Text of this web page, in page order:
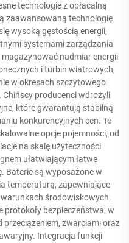
technologie z opłacalną
zaawansowaną technologię
wysoką gęstością energii,
systemami zarządzania
nadmiar energii
i turbin wiatrowych,
w okresach szczytowego
producenci wdrożyli
które gwarantują stabilną
konkurencyjnych cen. Te
opcje pojemności, od
na skalę użyteczności
ułatwiającym łatwe
Baterie są wyposażone w
temperaturą, zapewniające
środowiskowych.
bezpieczeństwa, w
zwarciami oraz
Integracja funkcji